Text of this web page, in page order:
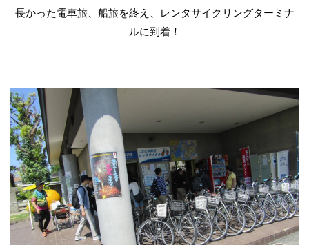
長かった電車旅、船旅を終え、レンタサイクリングターミナ
ルに到着！